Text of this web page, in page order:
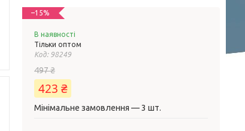
–15%
В наявності
Тільки оптом
Код: 98249
497 ₴
423 ₴
Мінімальне замовлення — 3 шт.